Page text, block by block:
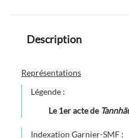
Description
Représentations
Légende :
Le 1er acte de
Indexation Garnier-SMF :